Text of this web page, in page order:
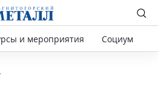
и мероприятия Социум